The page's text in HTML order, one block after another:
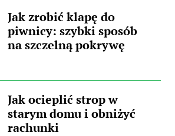
Jak zrobić klapę do
piwnicy: szybki sposób
na szczelną pokrywę
Jak ocieplić strop w
starym domu i obniżyć
rachunki